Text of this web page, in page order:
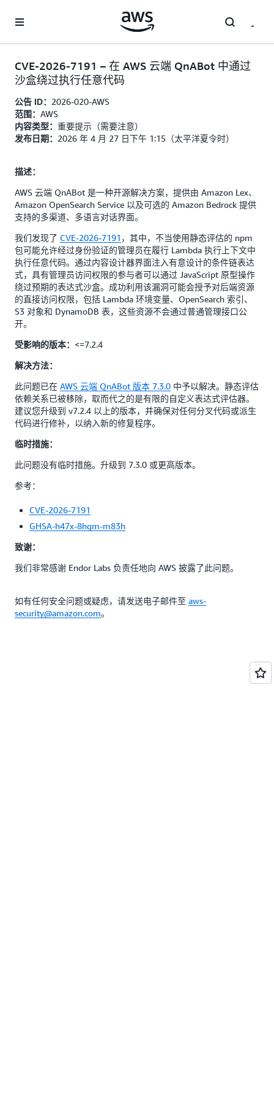
CVE-2026-7191 – 在 AWS 云端 QnABot 中通过
沙盒绕过执行任意代码
公告 ID： 2026-020-AWS
范围： AWS
内容类型： 重要提示（需要注意）
发布日期： 2026 年 4 月 27 日下午 1:15（太平洋夏令时）
描述：
AWS 云端 QnABot 是一种开源解决方案，提供由 Amazon Lex、
Amazon OpenSearch Service 以及可选的 Amazon Bedrock 提供
支持的多渠道、多语言对话界面。
我们发现了 CVE-2026-7191 ，其中，不当使用静态评估的 npm
包可能允许经过身份验证的管理员在履行 Lambda 执行上下文中
执行任意代码。通过内容设计器界面注入有意设计的条件链表达
式，具有管理员访问权限的参与者可以通过 JavaScript 原型操作
绕过预期的表达式沙盒。成功利用该漏洞可能会授予对后端资源
的直接访问权限，包括 Lambda 环境变量、OpenSearch 索引、
S3 对象和 DynamoDB 表，这些资源不会通过普通管理接口公
开。
受影响的版本： <=7.2.4
解决方法：
此问题已在 AWS 云端 QnABot 版本 7.3.0 中予以解决。静态评估
依赖关系已被移除，取而代之的是有限的自定义表达式评估器。
建议您升级到 v7.2.4 以上的版本，并确保对任何分叉代码或派生
代码进行修补，以纳入新的修复程序。
临时措施：
此问题没有临时措施。升级到 7.3.0 或更高版本。
参考：
CVE-2026-7191
GHSA-h47x-8hgm-m83h
致谢：
我们非常感谢 Endor Labs 负责任地向 AWS 披露了此问题。
如有任何安全问题或疑虑，请发送电子邮件至 aws-
security@amazon.com。